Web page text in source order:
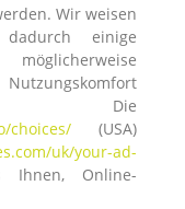
Wir weisen
einige
Die
choices/(USA)
uk/your-ad-
Ihnen, Online-